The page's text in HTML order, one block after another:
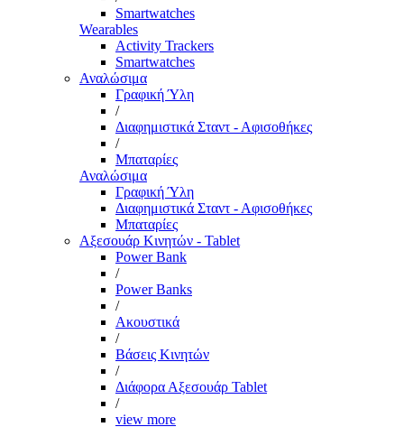
Smartwatches
Wearables
Activity Trackers
Smartwatches
Αναλώσιμα
Γραφική Ύλη
/
Διαφημιστικά Σταντ - Αφισοθήκες
/
Μπαταρίες
Αναλώσιμα
Γραφική Ύλη
Διαφημιστικά Σταντ - Αφισοθήκες
Μπαταρίες
Αξεσουάρ Κινητών - Tablet
Power Bank
/
Power Banks
/
Ακουστικά
/
Βάσεις Κινητών
/
Διάφορα Αξεσουάρ Tablet
/
view more